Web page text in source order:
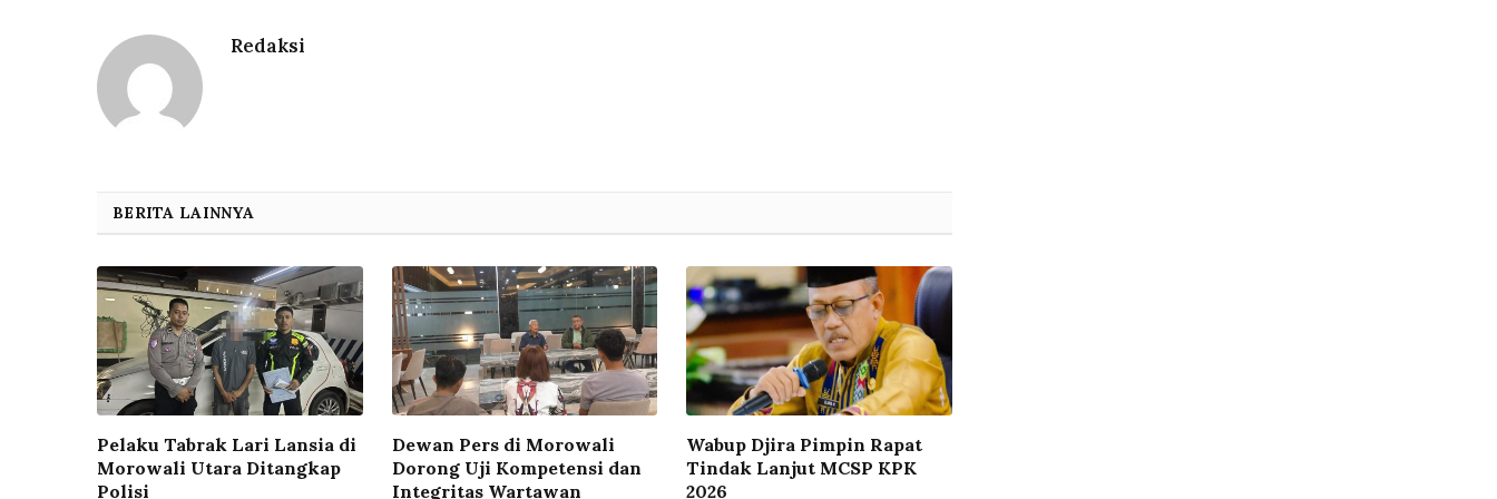
Redaksi
BERITA LAINNYA
Pelaku Tabrak Lari Lansia di
Morowali Utara Ditangkap
Polisi
Dewan Pers di Morowali
Dorong Uji Kompetensi dan
Integritas Wartawan
Wabup Djira Pimpin Rapat
Tindak Lanjut MCSP KPK
2026